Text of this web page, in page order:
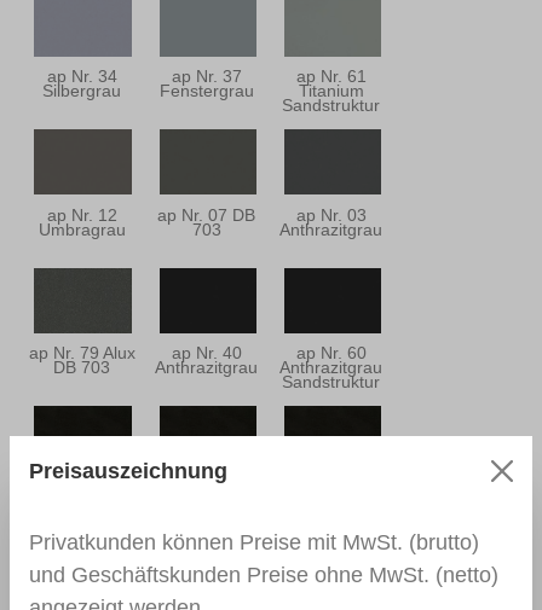
ap Nr. 34
Silbergrau
ap Nr. 37
Fenstergrau
ap Nr. 61
Titanium
Sandstruktur
ap Nr. 12
Umbragrau
ap Nr. 07 DB
703
ap Nr. 03
Anthrazitgrau
ap Nr. 79 Alux
DB 703
ap Nr. 40
Anthrazitgrau
ap Nr. 60
Anthrazitgrau
Sandstruktur
Preisauszeichnung
Privatkunden können Preise mit MwSt. (brutto)
und Geschäftskunden Preise ohne MwSt. (netto)